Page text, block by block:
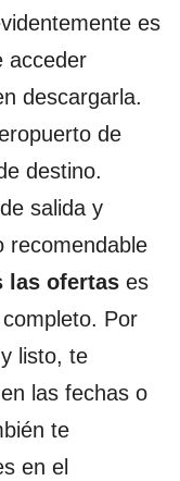
es
acceder
descargarla.
de
destino.
salida y
recomendable
las ofertas es
Por
listo, te
las fechas o
te
en el